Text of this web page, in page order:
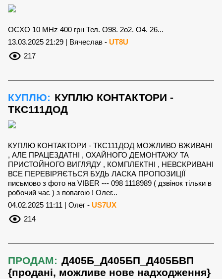
OCXO 10 MHz 400 грн Тел. О98. 2о2. О4. 26...
13.03.2025 21:29 | Вячеслав - UT8U
217
КУПЛЮ: КУПЛЮ КОНТАКТОРИ -
ТКС111ДОД
КУПЛЮ КОНТАКТОРИ - ТКС111ДОД МОЖЛИВО ВЖИВАНІ
, АЛЕ ПРАЦЕЗДАТНІ , ОХАЙНОГО ДЕМОНТАЖУ ТА
ПРИСТОЙНОГО ВИГЛЯДУ , КОМПЛЕКТНІ , НЕВСКРИВАНІ
ВСЕ ПЕРЕВІРЯЄТЬСЯ БУДЬ ЛАСКА ПРОПОЗИЦІЇ
письмово з фото на VIBER --- 098 1118989 ( дзвінок тільки в
робочий час ) з повагою ! Олег...
04.02.2025 11:11 | Олег - US7UX
214
ПРОДАМ: Д405Б_Д405БП_Д405БВП
{продані, можливе нове надходження}